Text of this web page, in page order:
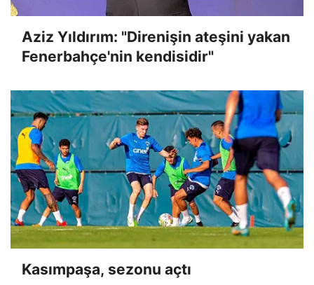
Aziz Yıldırım: "Direnişin ateşini yakan
Fenerbahçe'nin kendisidir"
Kasımpaşa, sezonu açtı